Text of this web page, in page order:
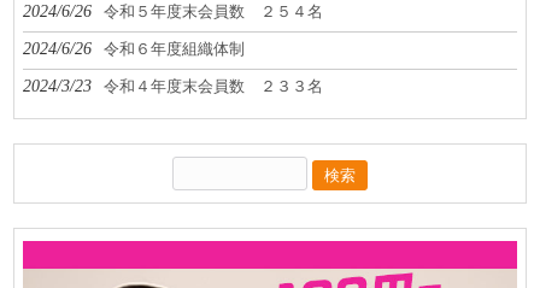
2024/6/26 令和５年度末会員数 ２５４名
2024/6/26 令和６年度組織体制
2024/3/23 令和４年度末会員数 ２３３名
索: